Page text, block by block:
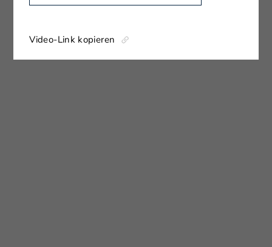
Video-Link kopieren